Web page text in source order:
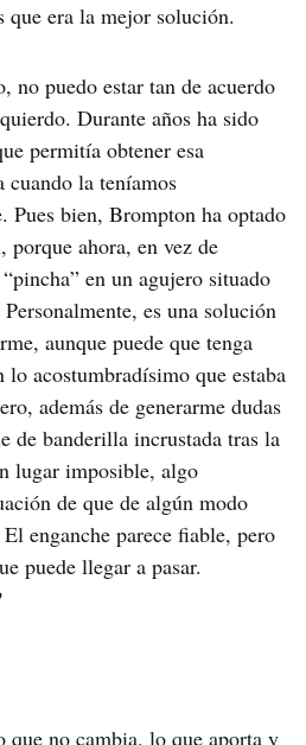
que era la mejor solución.
no puedo estar tan de acuerdo
Durante años ha sido
permitía obtener esa
cuando la teníamos
Pues bien, Brompton ha optado
ahora, en vez de
en un agujero situado
es una solución
aunque puede que tenga
lo acostumbradísimo que estaba
además de generarme dudas
de banderilla incrustada tras la
lugar imposible, algo
de que de algún modo
enganche parece fiable, pero
puede llegar a pasar.
no cambia, lo que aporta y